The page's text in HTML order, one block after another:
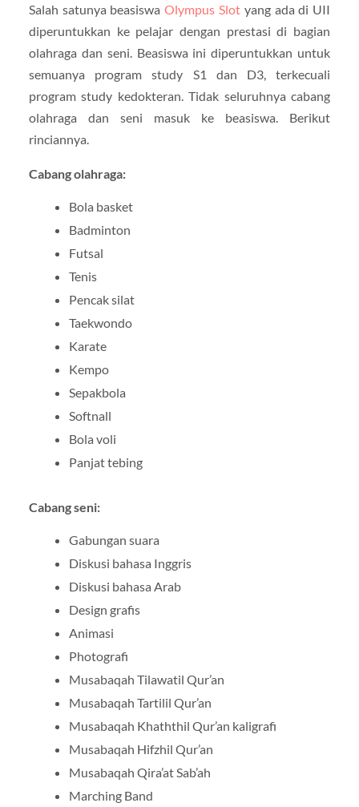
Salah satunya beasiswaOlympus Slot yang ada di UII
diperuntukkan ke pelajar dengan prestasi di bagian
olahraga dan seni. Beasiswa ini diperuntukkan untuk
semuanya program study S1 dan D3, terkecuali
program study kedokteran. Tidak seluruhnya cabang
olahraga dan seni masuk ke beasiswa. Berikut
rinciannya.
Cabang olahraga:
Bola basket
Badminton
Futsal
Tenis
Pencak silat
Taekwondo
Karate
Kempo
Sepakbola
Softnall
Bola voli
Panjat tebing
Cabang seni:
Gabungan suara
Diskusi bahasa Inggris
Diskusi bahasa Arab
Design grafis
Animasi
Photografi
Musabaqah Tilawatil Qur’an
Musabaqah Tartilil Qur’an
Musabaqah Khaththil Qur’an kaligrafi
Musabaqah Hifzhil Qur’an
Musabaqah Qira’at Sab’ah
Marching Band